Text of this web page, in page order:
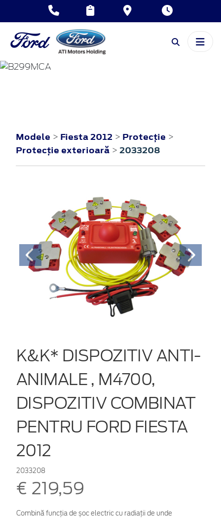
FIESTA
Modele > Fiesta 2012 > Protecţie >
Protecţie exterioară > 2033208
K&K* DISPOZITIV ANTI-
ANIMALE , M4700,
DISPOZITIV COMBINAT
PENTRU FORD FIESTA
2012
2033208
€ 219,59
Combină funcția de șoc electric cu radiații de unde